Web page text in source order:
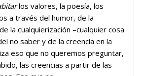
los valores, la poesía, los
a través del humor, de la
la cualquierización –cualquier cosa
no saber y de la creencia en la
eso que no queremos preguntar,
las creencias a partir de las